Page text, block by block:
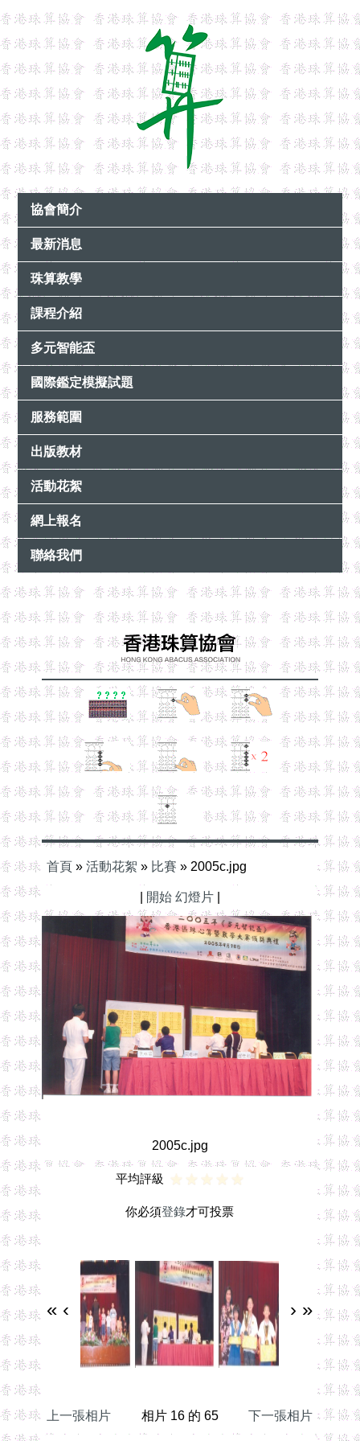
協會簡介
最新消息
珠算教學
課程介紹
多元智能盃
國際鑑定模擬試題
服務範圍
出版教材
活動花絮
網上報名
聯絡我們
首頁 »活動花絮 » 比賽 » 2005c.jpg
開始 幻燈片|
2005c.jpg
平均評級
你必須登錄才可投票
« ‹ › »
上一張相片 下一張相片
相片 16 的 65